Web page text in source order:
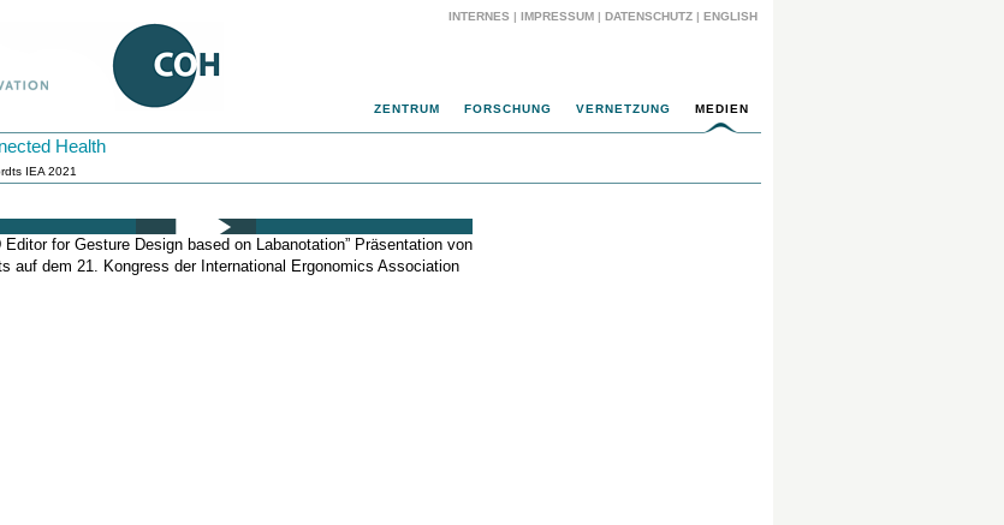
INTERNES | IMPRESSUM | DATENSCHUTZ | ENGLISH
ZENTRUM FORSCHUNG VERNETZUNG MEDIEN
Health
IEA 2021
Editor for Gesture Design based on Labanotation” Präsentation von
auf dem 21. Kongress der International Ergonomics Association